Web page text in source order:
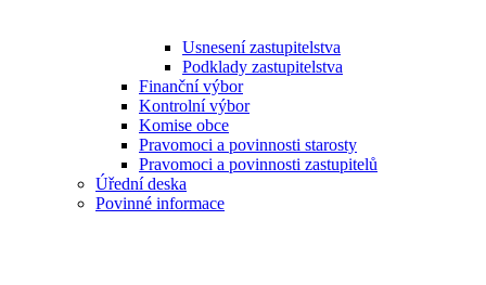
Usnesení zastupitelstva
Podklady zastupitelstva
Finanční výbor
Kontrolní výbor
Komise obce
Pravomoci a povinnosti starosty
Pravomoci a povinnosti zastupitelů
Úřední deska
Povinné informace